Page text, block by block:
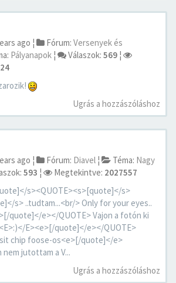
ago ¦ Fórum: Versenyek és
Pályanapok ¦ Válaszok: 569 ¦
Ugrás a hozzászóláshoz
ago ¦ Fórum: Diavel ¦ Téma: Nagy
593 ¦ Megtekintve: 2027557
s><QUOTE><s>[quote]</s>
s> ..tudtam...<br/> Only for your eyes..
quote]</e></QUOTE> Vajon a fotón ki
E><e>[/quote]</e></QUOTE>
chip foose-os<e>[/quote]</e>
nem jutottam a V...
Ugrás a hozzászóláshoz